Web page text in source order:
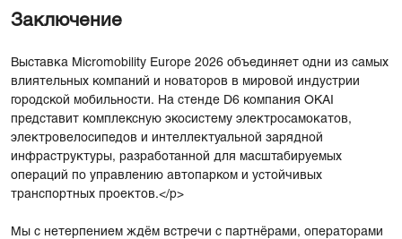
Заключение
Выставка Micromobility Europe 2026 объединяет одни из самых
влиятельных компаний и новаторов в мировой индустрии
городской мобильности. На стенде D6 компания OKAI
представит комплексную экосистему электросамокатов,
электровелосипедов и интеллектуальной зарядной
инфраструктуры, разработанной для масштабируемых
операций по управлению автопарком и устойчивых
транспортных проектов.</p>
Мы с нетерпением ждём встречи с партнёрами, операторами